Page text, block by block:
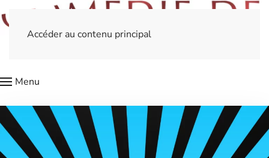
Accéder au contenu principal
Menu